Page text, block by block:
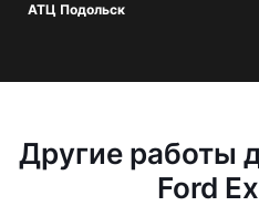
АТЦ Подольск
Другие работы
Ford